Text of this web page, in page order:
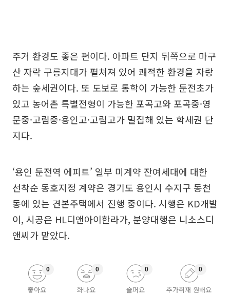
주거 환경도 좋은 편이다. 아파트 단지 뒤쪽으로 마구
산 자락 구릉지대가 펼쳐져 있어 쾌적한 환경을 자랑
하는 숲세권이다. 또 도보로 통학이 가능한 둔전초가
있고 농어촌 특별전형이 가능한 포곡고와 포곡중·영
문중·고림중·용인고·고림고가 밀집해 있는 학세권 단
지다.
‘용인 둔전역 에피트’ 일부 미계약 잔여세대에 대한
선착순 동호지정 계약은 경기도 용인시 수지구 동천
동에 있는 견본주택에서 진행 중이다. 시행은 KD개발
이, 시공은 HL디앤아이한라가, 분양대행은 니소스디
앤씨가 맡았다.
좋아요
0
화나요
0
슬퍼요
0
추가취재 원해요
0